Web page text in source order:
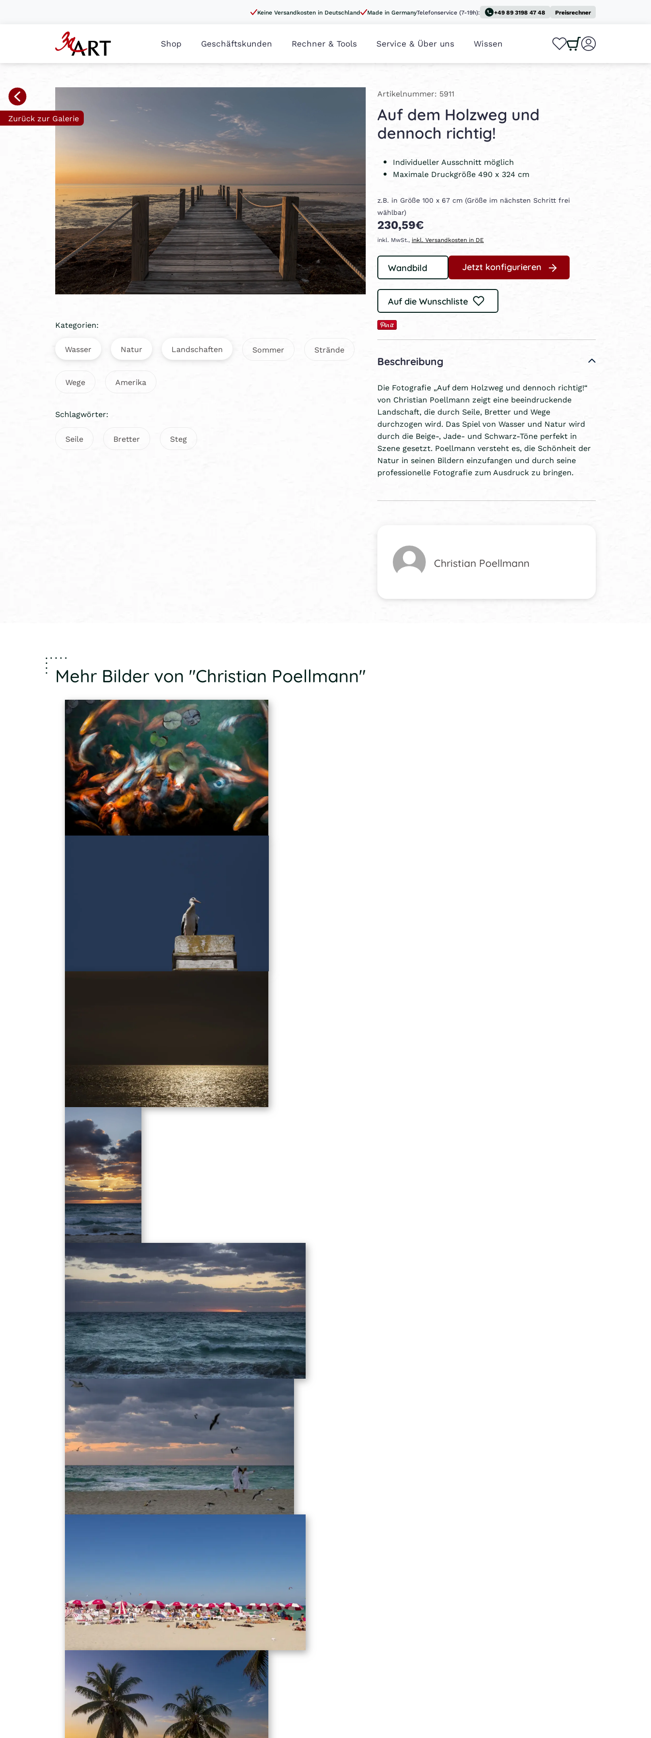
Keine Versandkosten in Deutschland Made in GermanyTelefonservice (7-19h): +49 89 3198 47 48 Preisrechner
Shop Geschäftskunden Rechner & Tools Service & Über uns Wissen 0
Zurück zur Galerie
Kategorien:
Wasser Natur Landschaften Sommer Strände
Wege Amerika
Schlagwörter:
Seile Bretter Steg
Artikelnummer: 5911
Auf dem Holzweg und
dennoch richtig!
Individueller Ausschnitt möglich
Maximale Druckgröße 490 x 324 cm
z.B. in Größe 100 x 67 cm (Größe im nächsten Schritt frei
wählbar)
230,59€
inkl. MwSt., inkl. Versandkosten in DE
Jetzt konfigurieren
Auf die Wunschliste
Beschreibung
Die Fotografie „Auf dem Holzweg und dennoch richtig!“
von Christian Poellmann zeigt eine beeindruckende
Landschaft, die durch Seile, Bretter und Wege
durchzogen wird. Das Spiel von Wasser und Natur wird
durch die Beige-, Jade- und Schwarz-Töne perfekt in
Szene gesetzt. Poellmann versteht es, die Schönheit der
Natur in seinen Bildern einzufangen und durch seine
professionelle Fotografie zum Ausdruck zu bringen.
Christian Poellmann
Mehr Bilder von "Christian Poellmann"